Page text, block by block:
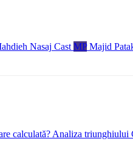
Nasaj Cast MP Majid
calculată? Analiza